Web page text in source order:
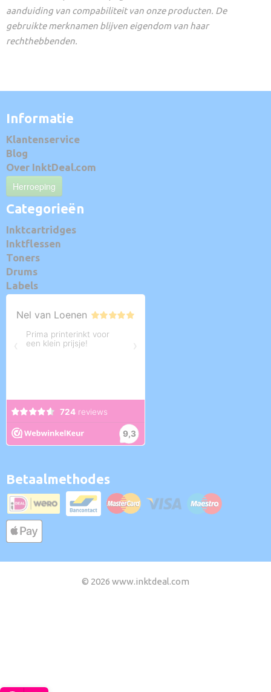
aanduiding van compabiliteit van onze producten. De
gebruikte merknamen blijven eigendom van haar
rechthebbenden.
Informatie
Klantenservice
Blog
Over InktDeal.com
Herroeping
Categorieën
Inktcartridges
Inktflessen
Toners
Drums
Labels
Betaalmethodes
© 2026 www.inktdeal.com